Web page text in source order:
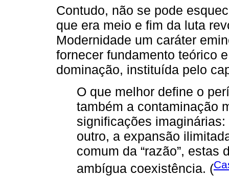
Contudo, não se pode
que era meio e fim da luta
Modernidade um caráter
fornecer fundamento teórico
dominação, instituída pelo
O que melhor define o
também a contaminação
significações
outro, a expansão
comum da “razão”,
ambígua coexistência. (